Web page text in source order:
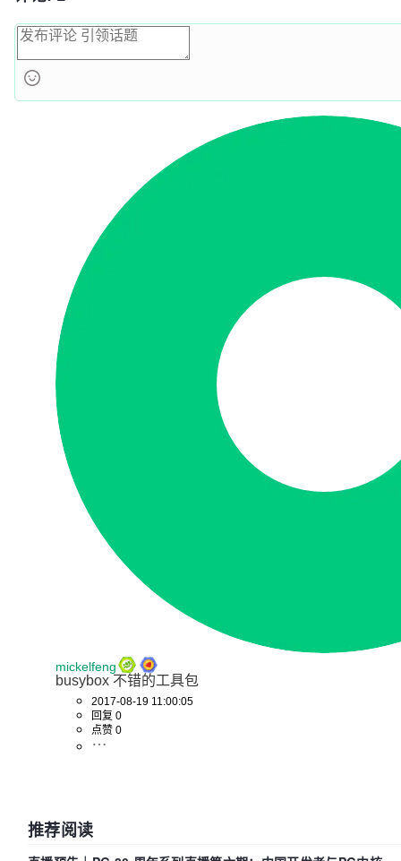
mickelfeng
busybox 不错的工具包
2017-08-19 11:00:05
回复 0
点赞 0
推荐阅读